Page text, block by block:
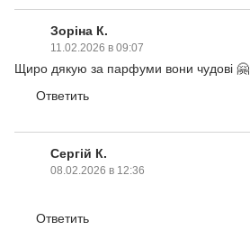
Зоріна К.
11.02.2026 в 09:07
Щиро дякую за парфуми вони чудові 🤗
Ответить
Сергій К.
08.02.2026 в 12:36
Ответить